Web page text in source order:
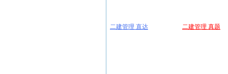
二建管理 直达 二建管理 真题